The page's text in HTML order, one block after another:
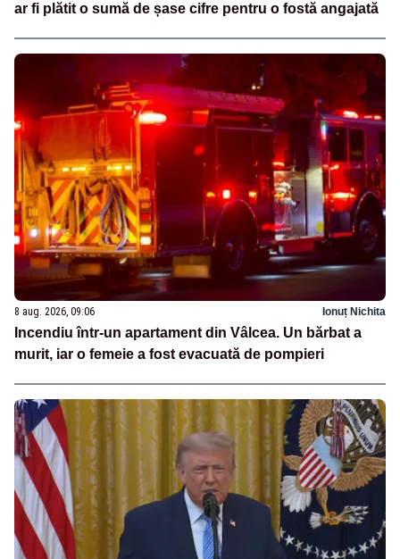
ar fi plătit o sumă de șase cifre pentru o fostă angajată
8 aug. 2026, 09:06 Ionuț Nichita
Incendiu într-un apartament din Vâlcea. Un bărbat a
murit, iar o femeie a fost evacuată de pompieri